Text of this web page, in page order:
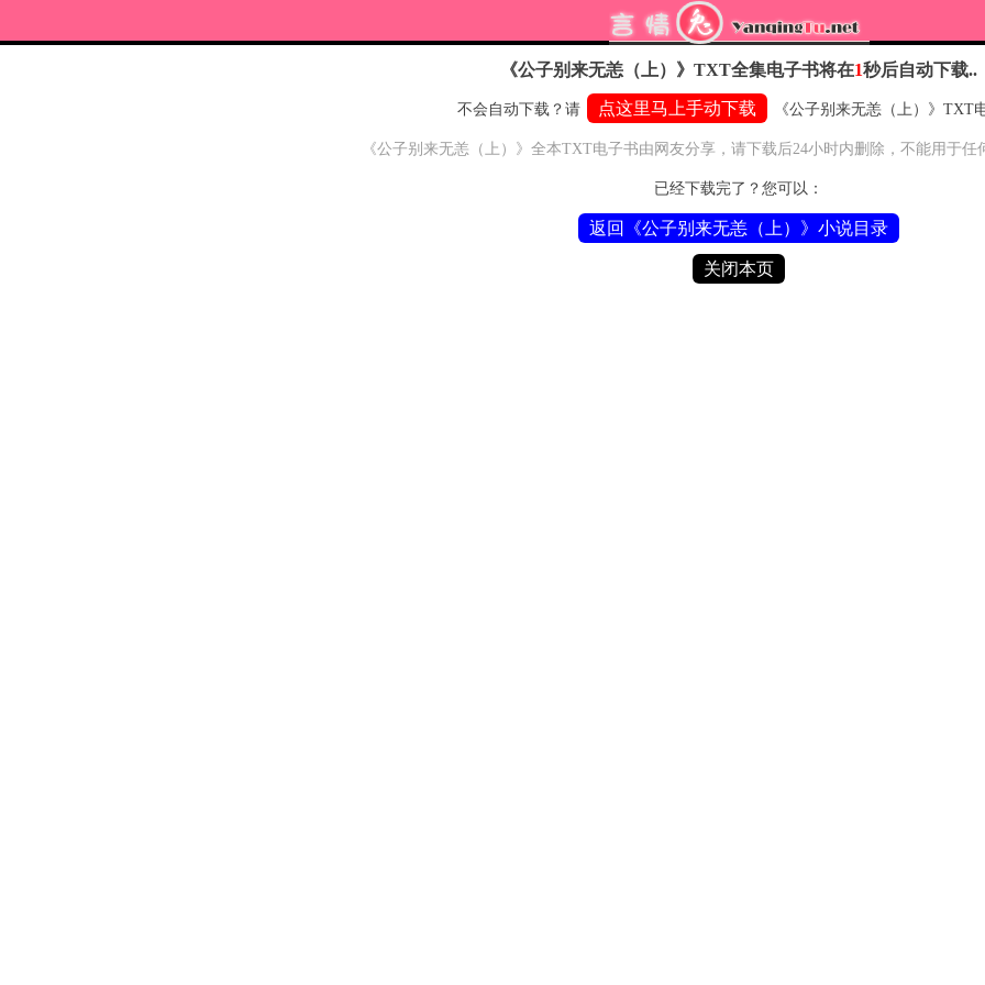
《公子别来无恙（上）》TXT全集电子书将在1秒后自动下载..
不会自动下载？请 点这里马上手动下载 《公子别来无恙（上）》TXT
《公子别来无恙（上）》全本TXT电子书由网友分享，请下载后24小时内删除，不能用于任
已经下载完了？您可以：
返回《公子别来无恙（上）》小说目录
关闭本页